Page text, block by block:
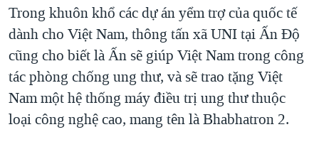
hướng
chính
Đi
tới
"Tìm"
MỤC
TỰ DO BÁO CHÍ
VẠCH TRẦN TIN GIẢ
NGƯỜI VIỆT HẢI NGOẠI
ĐỜI SỐNG
CHUYÊN ĐỀ
CHIẾN TRANH THƯƠNG MẠI CỦA MỸ: QUÁ KHỨ VÀ HIỆN
TẠI
HÀNH TRÌNH BẦU CỬ 2024
HỌC TIẾNG ANH
VIDEO
NGHE
Trong khuôn khổ các dự án yểm trợ của quốc tế
dành cho Việt Nam, thông tấn xã UNI tại Ấn Độ
cũng cho biết là Ấn sẽ giúp Việt Nam trong công
tác phòng chống ung thư, và sẽ trao tặng Việt
Nam một hệ thống máy điều trị ung thư thuộc
loại công nghệ cao, mang tên là Bhabhatron 2.